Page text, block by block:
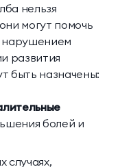
нельзя
могут помочь
нарушением
развития
быть назначены:
болей и
случаях,